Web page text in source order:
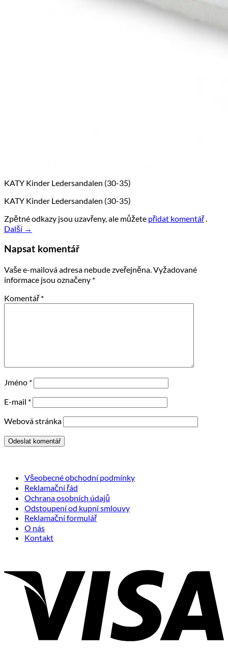
KATY Kinder Ledersandalen (30-35)
KATY Kinder Ledersandalen (30-35)
Zpětné odkazy jsou uzavřeny, ale můžete přidat komentář.
Další →
Napsat komentář
Vaše e-mailová adresa nebude zveřejněna.Vyžadované
informace jsou označeny *
Komentář*
Jméno *
E-mail *
Webová stránka
Všeobecné obchodní podmínky
Reklamační řád
Ochrana osobních údajů
Odstoupení od kupní smlouvy
Reklamační formulář
O nás
Kontakt